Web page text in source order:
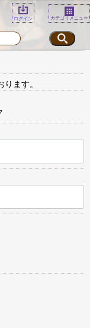
ログイン カテゴリメニュー
ます。